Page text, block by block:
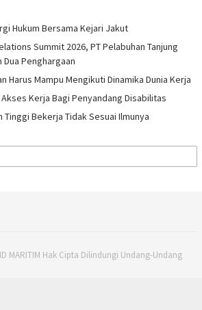
Hukum Bersama Kejari Jakut
Summit 2026, PT Pelabuhan Tanjung
Penghargaan
Harus Mampu Mengikuti Dinamika Dunia Kerja
Kerja Bagi Penyandang Disabilitas
Tinggi Bekerja Tidak Sesuai Ilmunya
MARITIM Hak Cipta Dilindungi Undang-Undang